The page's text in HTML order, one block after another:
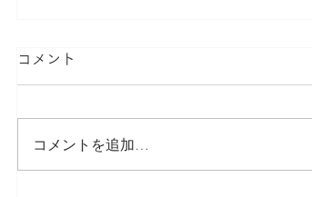
コメント
コメントを追加…